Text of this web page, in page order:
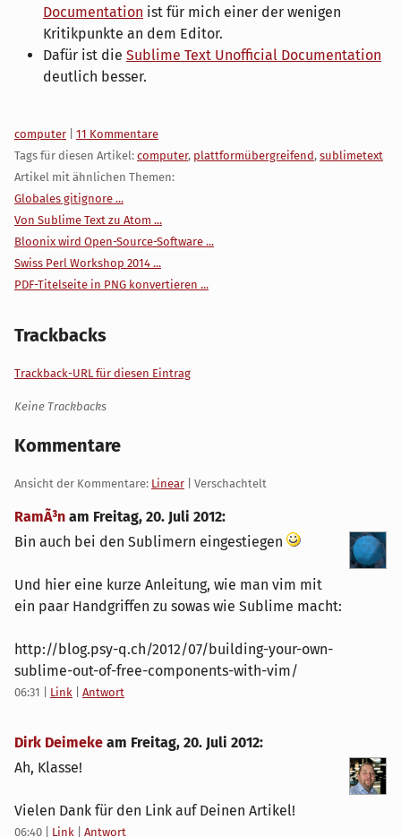
Documentation ist für mich einer der wenigen
Kritikpunkte an dem Editor.
Dafür ist die Sublime Text Unofficial Documentation
deutlich besser.
Kategorien:
computer
11 Kommentare
Tags für diesen Artikel: computer, plattformübergreifend, sublimetext
Artikel mit ähnlichen Themen:
Globales gitignore ...
Von Sublime Text zu Atom ...
Bloonix wird Open-Source-Software ...
Swiss Perl Workshop 2014 ...
PDF-Titelseite in PNG konvertieren ...
Trackbacks
Trackback-URL für diesen Eintrag
Keine Trackbacks
Kommentare
Ansicht der Kommentare: Linear | Verschachtelt
RamÃ³n am Freitag, 20. Juli 2012:
Bin auch bei den Sublimern eingestiegen
Und hier eine kurze Anleitung, wie man vim mit
ein paar Handgriffen zu sowas wie Sublime macht:
http://blog.psy-q.ch/2012/07/building-your-own-
sublime-out-of-free-components-with-vim/
06:31 Link Antwort
Dirk Deimeke am Freitag, 20. Juli 2012:
Ah, Klasse!
Vielen Dank für den Link auf Deinen Artikel!
06:40 Link Antwort